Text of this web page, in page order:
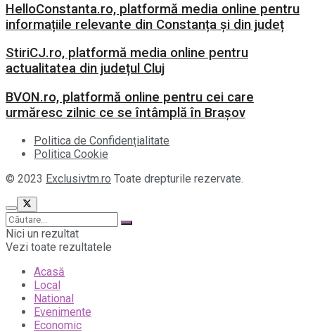
HelloConstanta.ro, platformă media online pentru
informațiile relevante din Constanța și din județ
StiriCJ.ro, platformă media online pentru
actualitatea din județul Cluj
BVON.ro, platformă online pentru cei care
urmăresc zilnic ce se întâmplă în Brașov
Politica de Confidențialitate
Politica Cookie
© 2023 Exclusivtm.ro Toate drepturile rezervate.
Nici un rezultat
Vezi toate rezultatele
Acasă
Local
National
Evenimente
Economic